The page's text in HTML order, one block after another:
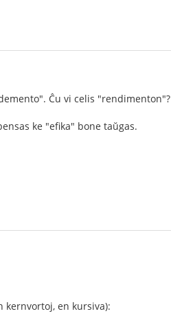
Ĉu vi celis "rendimenton"?
ke "efika" bone taŭgas.
kernvortoj, en kursiva):